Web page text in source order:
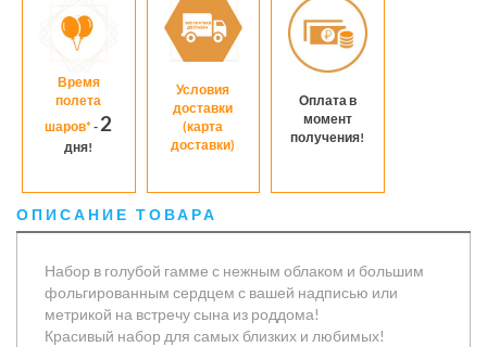
Время
полета
шаров*- 2
дня!
Условия
доставки
(карта
доставки)
Оплата в
момент
получения!
ОПИСАНИЕ ТОВАРА
Набор в голубой гамме с нежным облаком и большим
фольгированным сердцем с вашей надписью или
метрикой на встречу сына из роддома!
Красивый набор для самых близких и любимых!